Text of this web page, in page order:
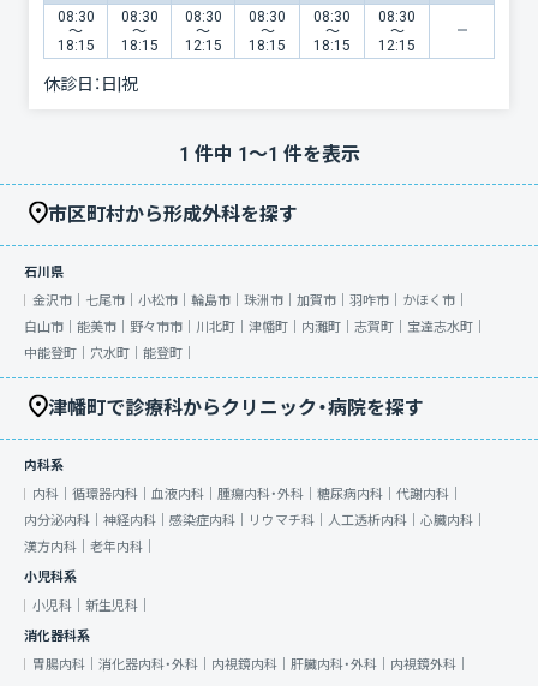
08:30
〜
18:15
08:30
〜
18:15
08:30
〜
12:15
08:30
〜
18:15
08:30
〜
18:15
08:30
〜
12:15
休診日： 日|祝
1 件中 1〜1 件を表示
市区町村から形成外科を探す
石川県
金沢市｜ 七尾市｜ 小松市｜ 輪島市｜ 珠洲市｜ 加賀市｜ 羽咋市｜ かほく市｜
白山市｜ 能美市｜ 野々市市｜ 川北町｜ 津幡町｜ 内灘町｜ 志賀町｜ 宝達志水町｜
中能登町｜ 穴水町｜ 能登町｜
津幡町で診療科からクリニック・病院を探す
内科系
内科｜ 循環器内科｜ 血液内科｜ 腫瘍内科・外科｜ 糖尿病内科｜ 代謝内科｜
内分泌内科｜ 神経内科｜ 感染症内科｜ リウマチ科｜ 人工透析内科｜ 心臓内科｜
漢方内科｜ 老年内科｜
小児科系
小児科｜ 新生児科｜
消化器科系
胃腸内科｜ 消化器内科・外科｜ 内視鏡内科｜ 肝臓内科・外科｜ 内視鏡外科｜